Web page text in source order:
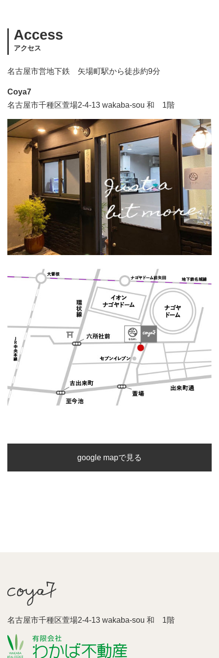
Access
アクセス
名古屋市営地下鉄 矢場町駅から徒歩約9分
Coya7
名古屋市千種区萱場2-4-13 wakaba-sou 和 1階
google mapで見る
名古屋市千種区萱場2-4-13 wakaba-sou 和 1階